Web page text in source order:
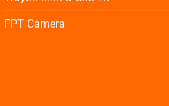
FPT Camera